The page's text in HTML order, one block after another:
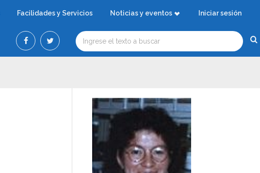
Facilidades y Servicios Noticias y eventos Iniciar sesión